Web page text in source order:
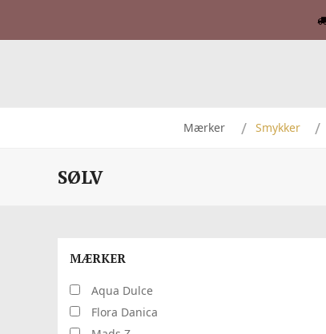
Mærker Smykker
SØLV
MÆRKER
Aqua Dulce
Flora Danica